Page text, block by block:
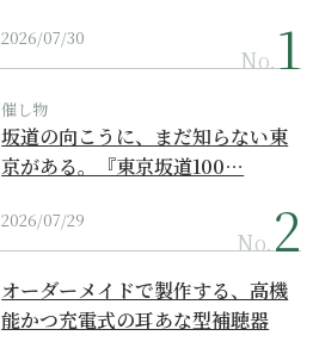
2026/07/30
No.
催し物
坂道の向こうに、まだ知らない東
京がある。『東京坂道100…
2026/07/29
No.
オーダーメイドで製作する、高機
能かつ充電式の耳あな型補聴器